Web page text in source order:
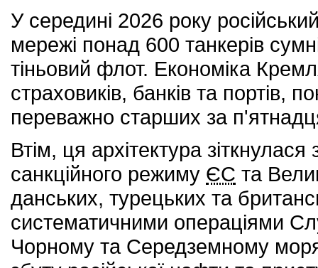
У середині 2026 року
мережі понад 600 танкерів
тіньовий флот. Економіка
страховиків, банків та портів,
переважно старших за
Втім, ця архітектура
санкційного режиму ЄС та
данських, турецьких та
систематичними операціями
Чорному та Середземному